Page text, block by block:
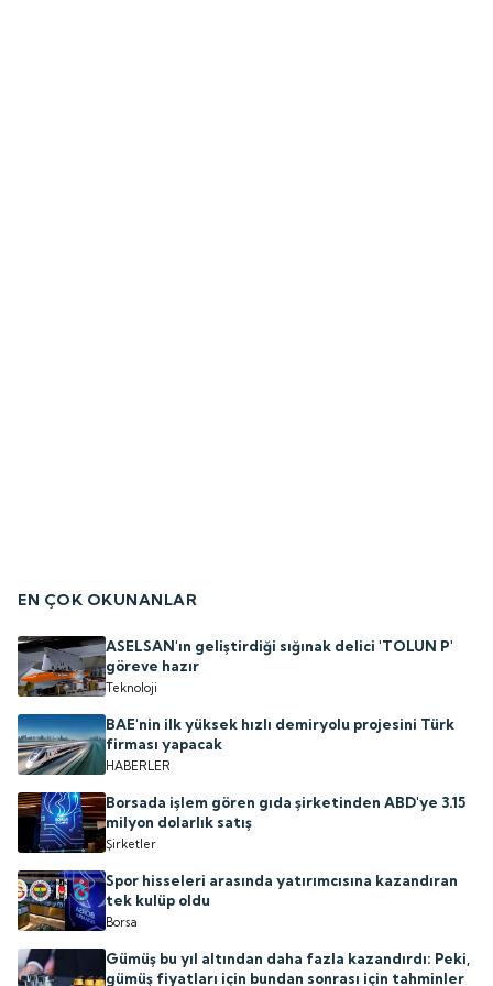
EN ÇOK OKUNANLAR
ASELSAN'ın geliştirdiği sığınak delici 'TOLUN P'
göreve hazır
Teknoloji
BAE'nin ilk yüksek hızlı demiryolu projesini Türk
firması yapacak
HABERLER
Borsada işlem gören gıda şirketinden ABD'ye 3.15
milyon dolarlık satış
Şirketler
Spor hisseleri arasında yatırımcısına kazandıran
tek kulüp oldu
Borsa
Gümüş bu yıl altından daha fazla kazandırdı: Peki,
gümüş fiyatları için bundan sonrası için tahminler